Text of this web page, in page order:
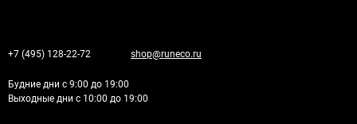
+7 (495) 128-22-72 shop@runeco.ru
Будние дни с 9:00 до 19:00
Выходные дни с 10:00 до 19:00